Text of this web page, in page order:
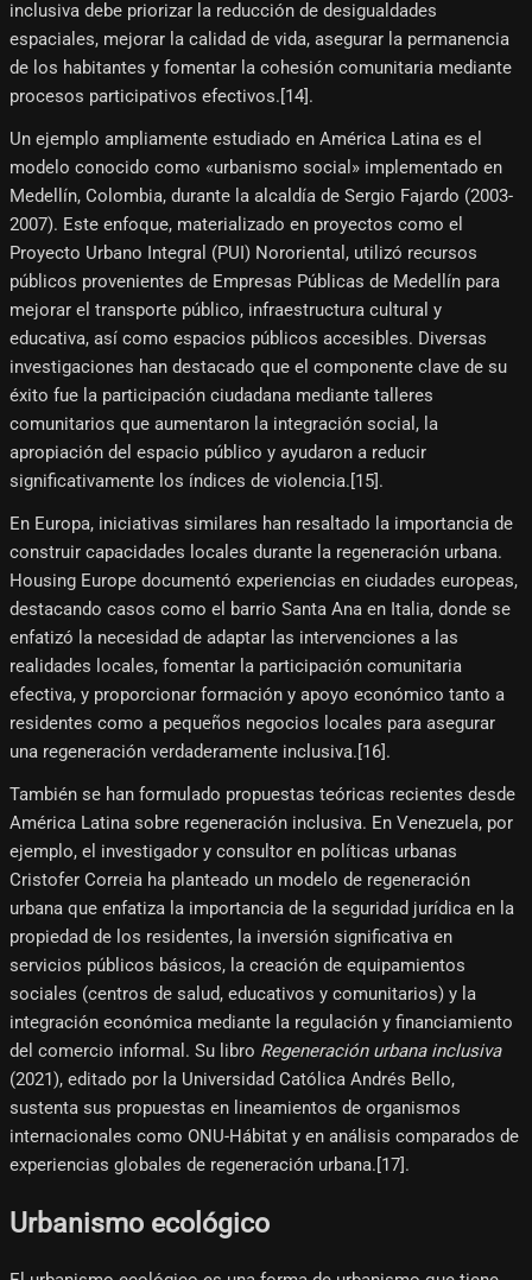
inclusiva debe priorizar la reducción de desigualdades
espaciales, mejorar la calidad de vida, asegurar la permanencia
de los habitantes y fomentar la cohesión comunitaria mediante
procesos participativos efectivos.[14]​.
Un ejemplo ampliamente estudiado en América Latina es el
modelo conocido como «urbanismo social» implementado en
Medellín, Colombia, durante la alcaldía de Sergio Fajardo (2003-
2007). Este enfoque, materializado en proyectos como el
Proyecto Urbano Integral (PUI) Nororiental, utilizó recursos
públicos provenientes de Empresas Públicas de Medellín para
mejorar el transporte público, infraestructura cultural y
educativa, así como espacios públicos accesibles. Diversas
investigaciones han destacado que el componente clave de su
éxito fue la participación ciudadana mediante talleres
comunitarios que aumentaron la integración social, la
apropiación del espacio público y ayudaron a reducir
significativamente los índices de violencia.[15]​.
En Europa, iniciativas similares han resaltado la importancia de
construir capacidades locales durante la regeneración urbana.
Housing Europe documentó experiencias en ciudades europeas,
destacando casos como el barrio Santa Ana en Italia, donde se
enfatizó la necesidad de adaptar las intervenciones a las
realidades locales, fomentar la participación comunitaria
efectiva, y proporcionar formación y apoyo económico tanto a
residentes como a pequeños negocios locales para asegurar
una regeneración verdaderamente inclusiva.[16]​.
También se han formulado propuestas teóricas recientes desde
América Latina sobre regeneración inclusiva. En Venezuela, por
ejemplo, el investigador y consultor en políticas urbanas
Cristofer Correia ha planteado un modelo de regeneración
urbana que enfatiza la importancia de la seguridad jurídica en la
propiedad de los residentes, la inversión significativa en
servicios públicos básicos, la creación de equipamientos
sociales (centros de salud, educativos y comunitarios) y la
integración económica mediante la regulación y financiamiento
del comercio informal. Su libro Regeneración urbana inclusiva
(2021), editado por la Universidad Católica Andrés Bello,
sustenta sus propuestas en lineamientos de organismos
internacionales como ONU-Hábitat y en análisis comparados de
experiencias globales de regeneración urbana.[17]​.
Urbanismo ecológico